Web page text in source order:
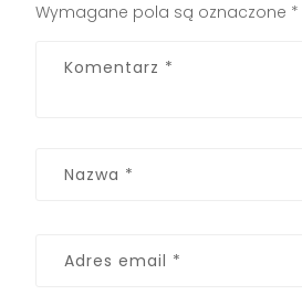
Wymagane pola są oznaczone *